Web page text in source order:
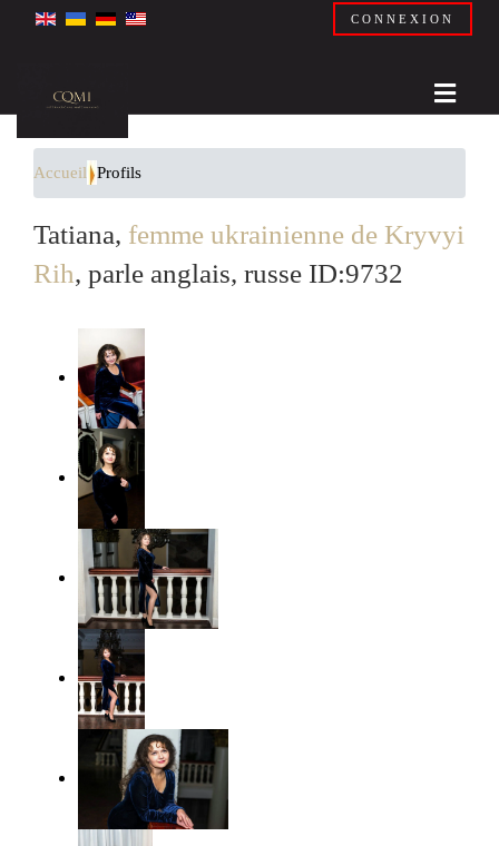
CONNEXION
Accueil Profils
Tatiana, femme ukrainienne de Kryvyi
Rih, parle anglais, russe ID:9732